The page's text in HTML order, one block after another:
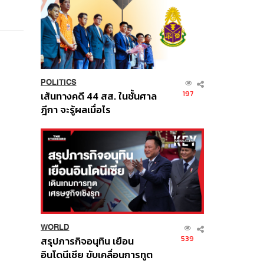
POLITICS
เส้นทางคดี 44 สส. ในชั้นศาล
ฎีกา จะรู้ผลเมื่อไร
197
WORLD
สรุปภารกิจอนุทิน เยือน
อินโดนีเซีย ขับเคลื่อนการทูต
539